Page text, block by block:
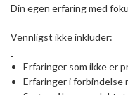
Din egen erfaring med
Vennligst ikke inkluder:
Erfaringer som ikke er
Erfaringer i